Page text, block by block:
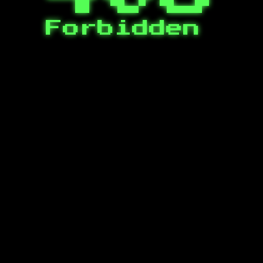
Forbidden